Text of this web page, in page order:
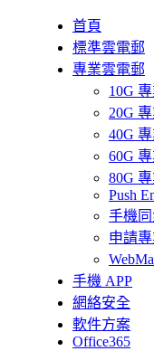
首頁
標準雲電郵
專業雲電郵
10G
20G
40G
60G
80G
Push
手機
申請
手機 APP
網絡安全
軟件方案
Office365